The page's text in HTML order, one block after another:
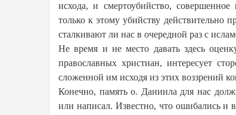
исхода, и смертоубийство,
только к этому убийству действительно
сталкивают ли нас в очередной раз с
Не время и не место давать здесь
православных христиан, интересует
сложенной им исходя из этих воззрений
Конечно, память о. Даниила для нас
или написал. Известно, что ошибались и